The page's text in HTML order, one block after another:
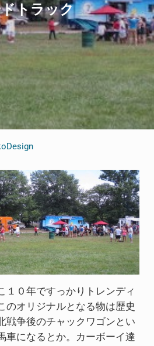
トラック
１０年ですっかりトレンディ
のオリジナルとなる物は歴史
戦争後のチャックワゴンとい
車になるとか。カーボーイ達